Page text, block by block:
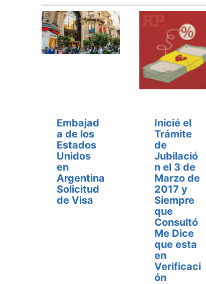
Embajad
a de los
Estados
Unidos
en
Argentina
Solicitud
de Visa
Inicié el
Trámite
de
Jubilació
n el 3 de
Marzo de
2017 y
Siempre
que
Consultó
Me Dice
que esta
en
Verificaci
ón